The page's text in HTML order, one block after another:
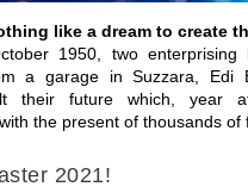
like a dream to create
1950, two enterprising
a garage in Suzzara, Edi
their future which, year
the present of thousands of
2021!